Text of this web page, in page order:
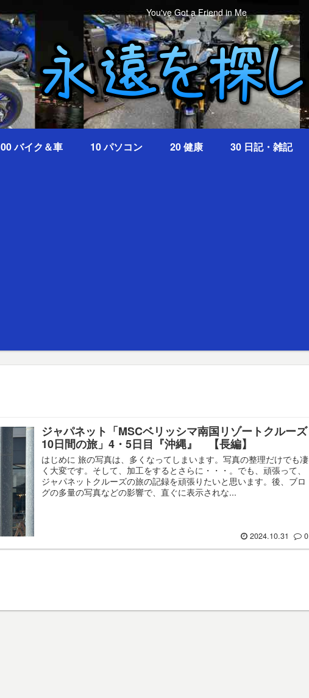
You've Got a Friend in Me
00 バイク＆車 10 パソコン 20 健康 30 日記・雑記
ジャパネット「MSCベリッシマ南国リゾートクルーズ
10日間の旅」4・5日目『沖縄』 【長編】
はじめに 旅の写真は、多くなってしまいます。写真の整理だけでも凄
く大変です。そして、加工をするとさらに・・・。でも、頑張って、
ジャパネットクルーズの旅の記録を頑張りたいと思います。後、ブロ
グの多量の写真などの影響で、直ぐに表示されな...
2024.10.31 0